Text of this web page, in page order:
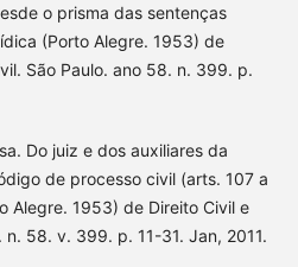
o prisma das sentenças
(Porto Alegre. 1953) de
São Paulo. ano 58. n. 399. p.
Do juiz e dos auxiliares da
de processo civil (arts. 107 a
Alegre. 1953) de Direito Civil e
n. 58. v. 399. p. 11-31. Jan, 2011.